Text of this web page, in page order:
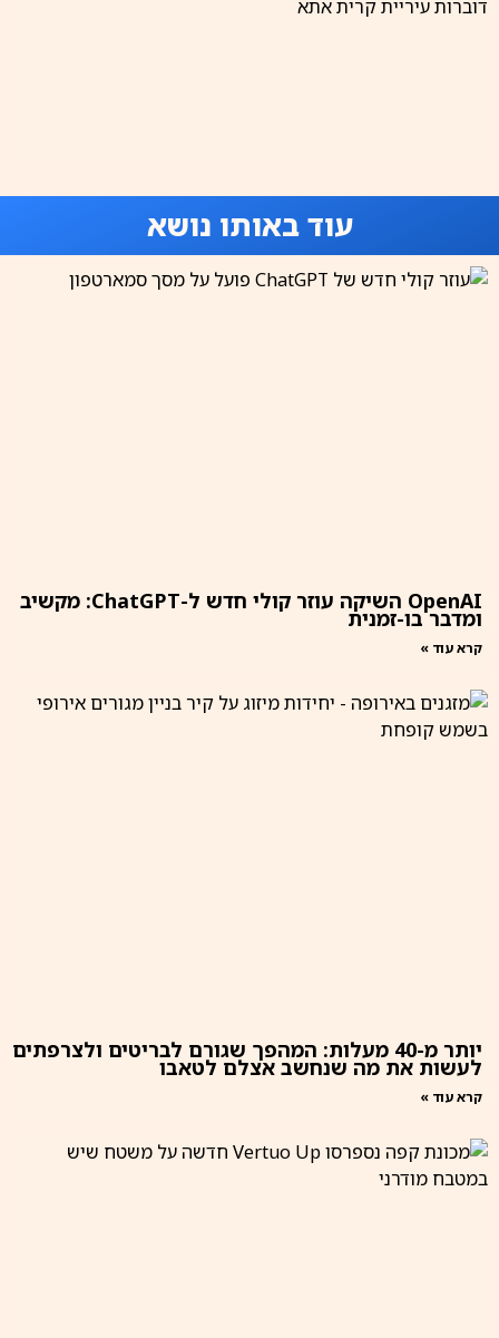
עוד באותו נושא
OpenAI השיקה עוזר קולי חדש ל-ChatGPT: מקשיב
ומדבר בו-זמנית
קרא עוד »
יותר מ-40 מעלות: המהפך שגורם לבריטים ולצרפתים
לעשות את מה שנחשב אצלם לטאבו
קרא עוד »